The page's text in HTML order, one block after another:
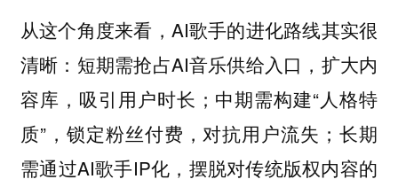
从这个角度来看，AI歌手的进化路线其实很
清晰：短期需抢占AI音乐供给入口，扩大内
容库，吸引用户时长；中期需构建“人格特
质”，锁定粉丝付费，对抗用户流失；长期
需通过AI歌手IP化，摆脱对传统版权内容的